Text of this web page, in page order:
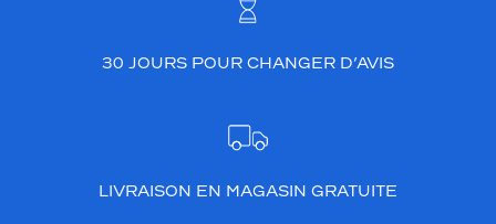
30 JOURS POUR CHANGER D’AVIS
LIVRAISON EN MAGASIN GRATUITE